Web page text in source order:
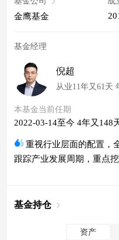
金鹰基金
基金经理
倪超
从业11年又61天
本基金当前任期
2022-03-14至今 4年又148
重视行业层面的配置，
跟踪产业发展周期，重点
基金持仓
资产